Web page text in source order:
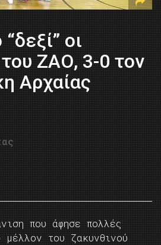
οι
ΖΑΟ, 3-0 τον
Αρχαίας
που άφησε πολλές
μέλλον του ζακυνθινού